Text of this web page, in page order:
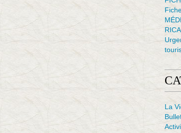
RICA
La